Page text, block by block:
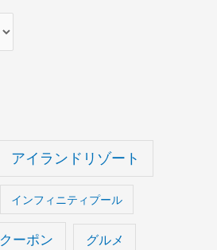
アイランドリゾート
インフィニティプール
クーポン グルメ